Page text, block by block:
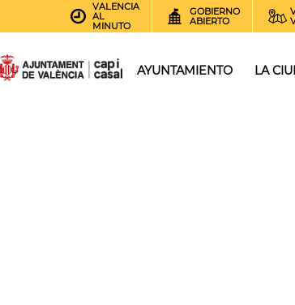
VALENCIA
AL
MINUTO
GOBIERNO
ABIERTO
AYUNTAMIENTO LA